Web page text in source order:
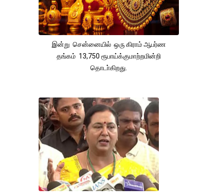
இன்று சென்னையில் ஒரு கிராம் ஆபர்ண
தங்கம் 13,750 ரூபாய்க்குமாற்றமின்றி
தொடா்கிறது.